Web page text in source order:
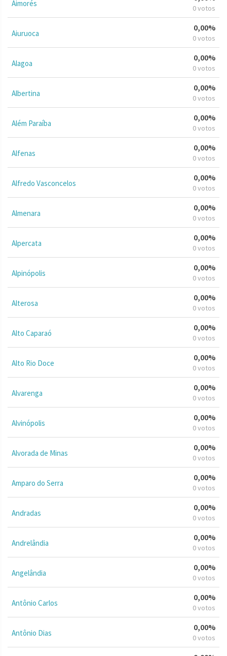
Aimorés 0 votos
Aiuruoca
0,00%
0 votos
Alagoa
0,00%
0 votos
Albertina
0,00%
0 votos
Além Paraíba
0,00%
0 votos
Alfenas
0,00%
0 votos
Alfredo Vasconcelos
0,00%
0 votos
Almenara
0,00%
0 votos
Alpercata
0,00%
0 votos
Alpinópolis
0,00%
0 votos
Alterosa
0,00%
0 votos
Alto Caparaó
0,00%
0 votos
Alto Rio Doce
0,00%
0 votos
Alvarenga
0,00%
0 votos
Alvinópolis
0,00%
0 votos
Alvorada de Minas
0,00%
0 votos
Amparo do Serra
0,00%
0 votos
Andradas
0,00%
0 votos
Andrelândia
0,00%
0 votos
Angelândia
0,00%
0 votos
Antônio Carlos
0,00%
0 votos
Antônio Dias
0,00%
0 votos